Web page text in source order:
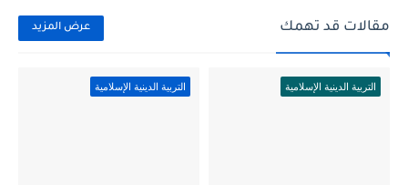
مقالات قد تهمك عرض المزيد
التربية الدينية الإسلامية التربية الدينية الإسلامية